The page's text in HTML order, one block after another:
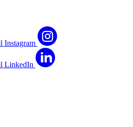
Instagram
LinkedIn